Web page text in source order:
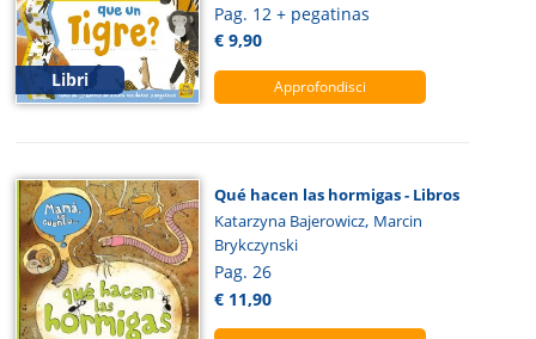
Libri
Pag. 12 + pegatinas
€ 9,90
Approfondisci
Qué hacen las hormigas - Libros
Katarzyna Bajerowicz, Marcin
Brykczynski
Pag. 26
€ 11,90